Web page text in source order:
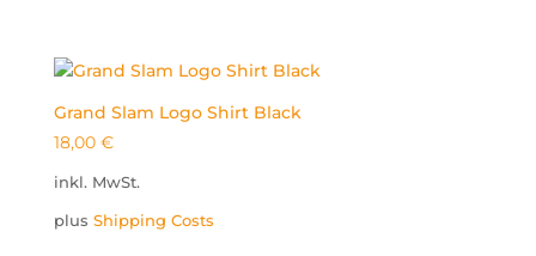
Grand Slam Logo Shirt Black
18,00 €
inkl. MwSt.
plus Shipping Costs